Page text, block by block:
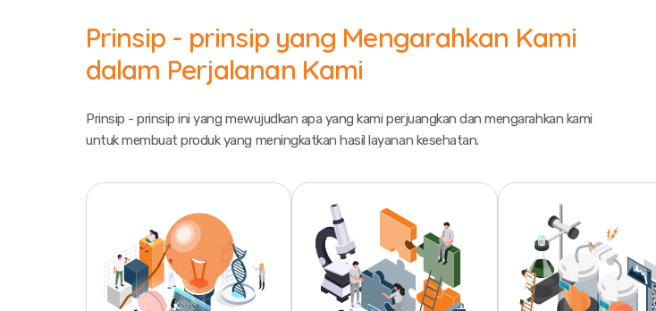
Prinsip - prinsip yang Mengarahkan Kami
dalam Perjalanan Kami
Prinsip - prinsip ini yang mewujudkan apa yang kami perjuangkan dan mengarahkan kami
untuk membuat produk yang meningkatkan hasil layanan kesehatan.